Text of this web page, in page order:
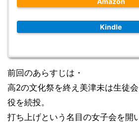
Kindle
前回のあらすじは・
高2の文化祭を終え美津未は生徒
役を続投。
打ち上げという名目の女子会を開